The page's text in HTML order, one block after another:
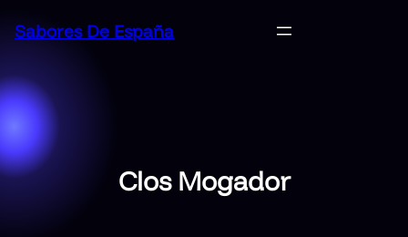
Sabores De España
Clos Mogador